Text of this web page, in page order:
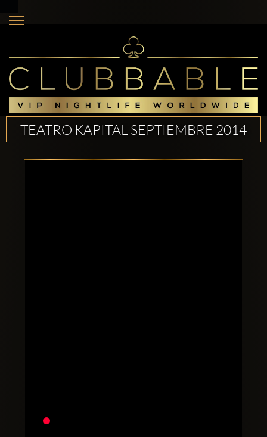
TEATRO KAPITAL SEPTIEMBRE 2014